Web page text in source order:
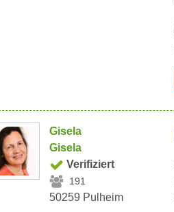
Gisela
Gisela
Verifiziert
191
50259 Pulheim